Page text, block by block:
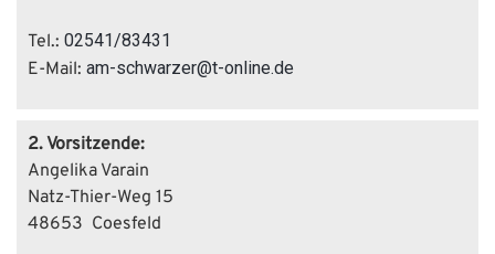
Tel.: 02541/83431
E-Mail: am-schwarzer@t-online.de
2. Vorsitzende:
Angelika Varain
Natz-Thier-Weg 15
48653 Coesfeld